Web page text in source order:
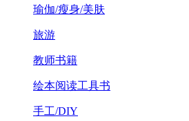
瑜伽/瘦身/美肤
旅游
教师书籍
绘本阅读工具书
手工/DIY